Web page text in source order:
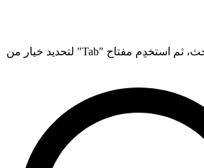
ابدأ الكتابة في مربع البحث، ثم استخدِم مفتاح "Tab" لتحديد خيار من